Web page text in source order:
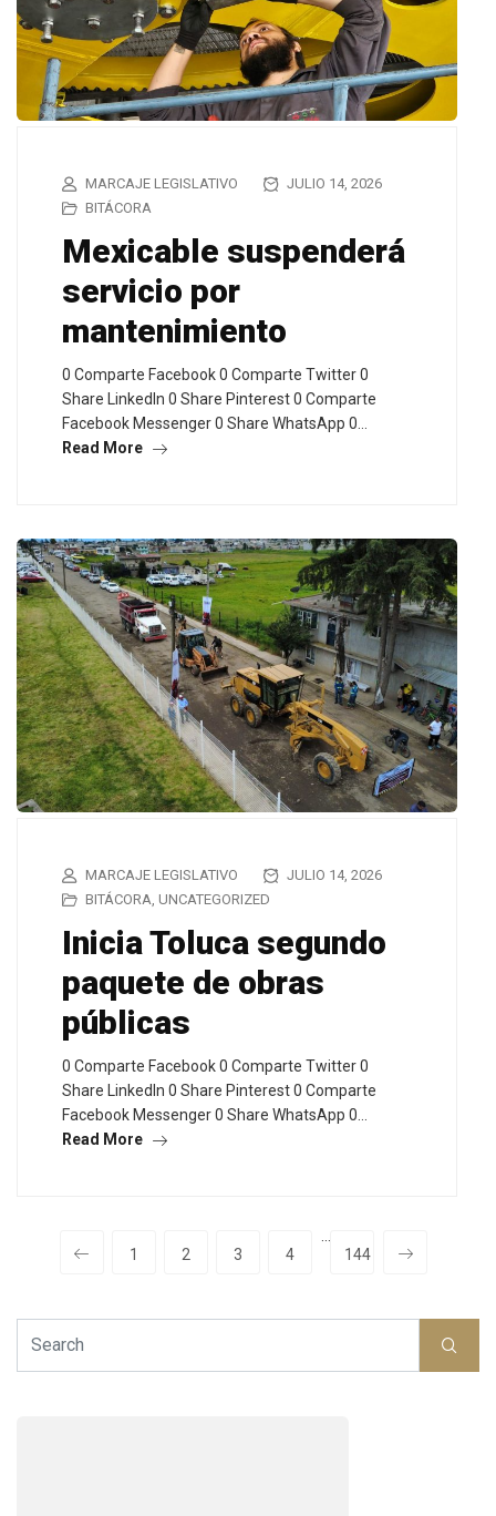
MARCAJE LEGISLATIVO
JULIO 14, 2026
BITÁCORA
Mexicable suspenderá
servicio por
mantenimiento
0 Comparte Facebook 0 Comparte Twitter 0
Share LinkedIn 0 Share Pinterest 0 Comparte
Facebook Messenger 0 Share WhatsApp 0…
Read More
MARCAJE LEGISLATIVO
JULIO 14, 2026
BITÁCORA, UNCATEGORIZED
Inicia Toluca segundo
paquete de obras
públicas
0 Comparte Facebook 0 Comparte Twitter 0
Share LinkedIn 0 Share Pinterest 0 Comparte
Facebook Messenger 0 Share WhatsApp 0…
Read More
1 2 3 4
···
144